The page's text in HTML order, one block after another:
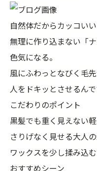
自然体だからカッコいい
無理に作り込まない「
色気になる。
風にふわっとなびく毛
人をドキッとさせるんで
こだわりのポイント
黒髪でも重く見えない
さりげなく見せる大人
ワックスを少し揉み込
おすすめシーン